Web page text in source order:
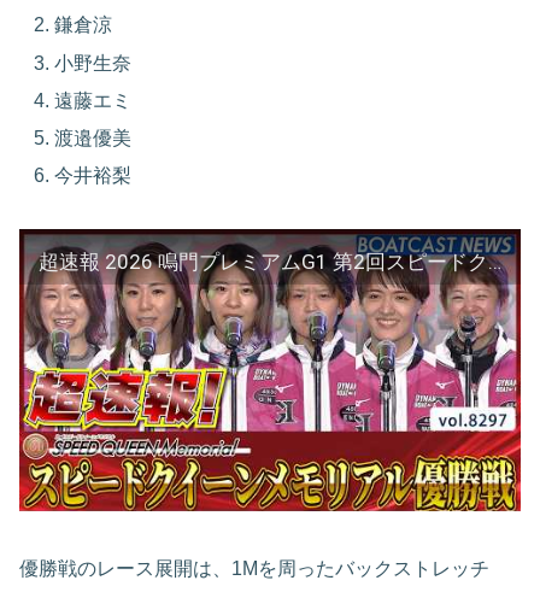
鎌倉涼
小野生奈
遠藤エミ
渡邉優美
今井裕梨
超速報 2026 鳴門プレミアムG1 第2回スピードクイーンメモリアル 優勝戦│鳴門プレミアムG1 第2回スピードクイーンメモリアル 最終日12R
優勝戦のレース展開は、1Mを周ったバックストレッチ